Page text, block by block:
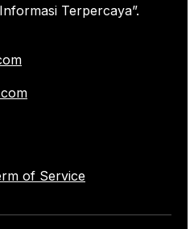
Terpercaya”.
of Service